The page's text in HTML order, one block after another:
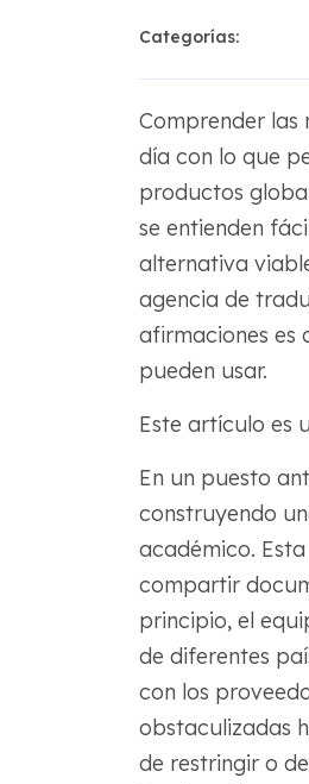
Categorías:
Comprender las
día con lo que
productos
se entienden
alternativa
agencia de
afirmaciones es
pueden usar.
Este artículo es
En un puesto
construyendo
académico.
compartir
principio, el
de diferentes
con los
obstaculizadas
de restringir o